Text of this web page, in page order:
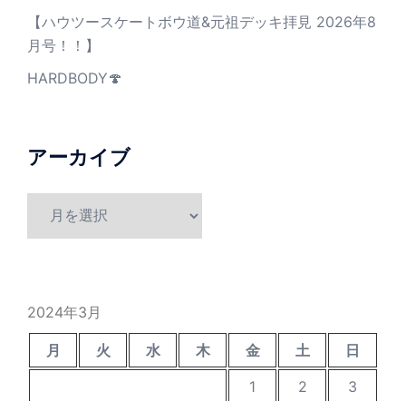
【ハウツースケートボウ道&元祖デッキ拝見 2026年8
月号！！】
HARDBODY🍄
アーカイブ
2024年3月
月 火 水 木 金 土
日
1
2
3